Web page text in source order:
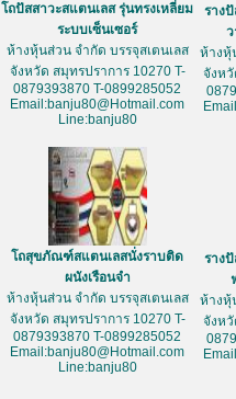
โถปัสสาวะสแตนเลส รุ่นทรงเหลี่ยม
ระบบเซ็นเซอร์
ห้างหุ้นส่วน จำกัด บรรจุสเตนเลส
จังหวัด สมุทรปราการ 10270 T-
0879393870 T-0899285052
Email:banju80@Hotmail.com
Line:banju80
ราง
ห้างหุ้
จังห
โถสุขภัณฑ์สแตนเลสนั่งราบติด
ผนังเรือนจำ
ห้างหุ้นส่วน จำกัด บรรจุสเตนเลส
จังหวัด สมุทรปราการ 10270 T-
0879393870 T-0899285052
Email:banju80@Hotmail.com
Line:banju80
ราง
ห้างหุ้
จังห